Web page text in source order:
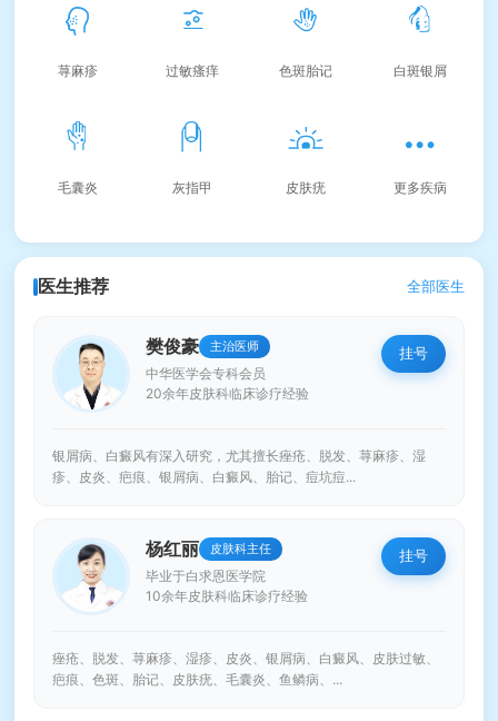
荨麻疹 过敏瘙痒 色斑胎记 白斑银屑
毛囊炎 灰指甲 皮肤疣 更多疾病
医生推荐 全部医生
樊俊豪 主治医师
中华医学会专科会员
20余年皮肤科临床诊疗经验
挂号
银屑病、白癜风有深入研究，尤其擅长痤疮、脱发、荨麻疹、湿
疹、皮炎、疤痕、银屑病、白癜风、胎记、痘坑痘...
杨红丽 皮肤科主任
毕业于白求恩医学院
10余年皮肤科临床诊疗经验
挂号
痤疮、脱发、荨麻疹、湿疹、皮炎、银屑病、白癜风、皮肤过敏、
疤痕、色斑、胎记、皮肤疣、毛囊炎、鱼鳞病、...